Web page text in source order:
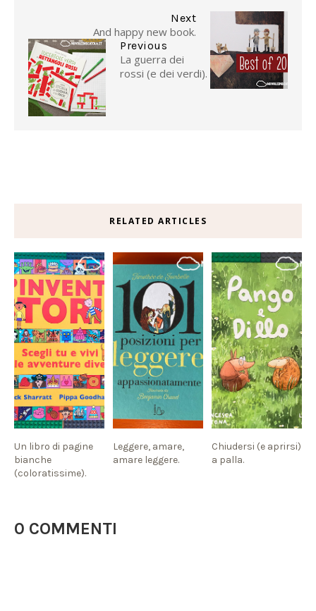
Next
And happy new book.
Previous
La guerra dei
rossi (e dei verdi).
RELATED ARTICLES
Un libro di pagine
bianche
(coloratissime).
Leggere, amare,
amare leggere.
Chiudersi (e aprirsi)
a palla.
0 COMMENTI